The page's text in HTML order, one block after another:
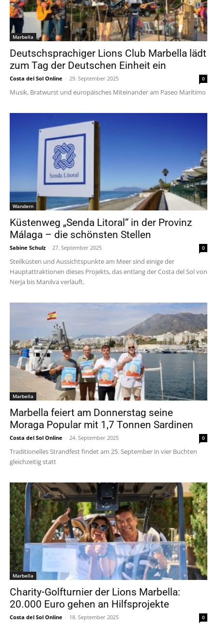
Marbella
Deutschsprachiger Lions Club Marbella lädt
zum Tag der Deutschen Einheit ein
Costa del Sol Online - 29. September 2025 0
Musik, Bratwurst und europäisches Miteinander am Paseo Marítimo
Wandern
Küstenweg „Senda Litoral“ in der Provinz
Málaga – die schönsten Stellen
Sabine Schulz - 27. September 2025 0
Steilküsten und Aussichtspunkte am Meer sind einige der
Hauptattraktionen dieses Projekts, das entlang der Costa del Sol von
Nerja bis Manilva verläuft.
Marbella
Marbella feiert am Donnerstag seine
Moraga Popular mit 1,7 Tonnen Sardinen
Costa del Sol Online - 24. September 2025 0
Traditionelles Strandfest findet am 25. September in vier Buchten
gleichzeitig statt
Marbella
Charity-Golfturnier der Lions Marbella:
20.000 Euro gehen an Hilfsprojekte
Costa del Sol Online - 18. September 2025 0